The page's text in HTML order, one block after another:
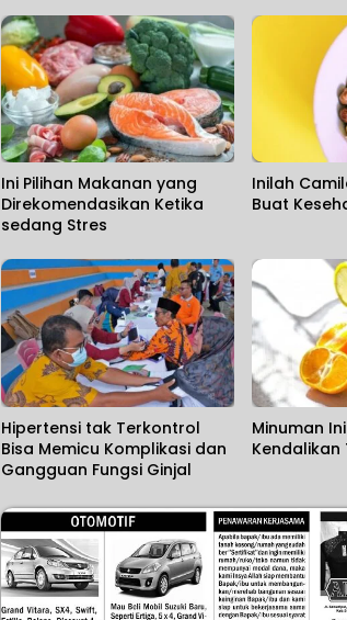
Ini Pilihan Makanan yang
Direkomendasikan Ketika
sedang Stres
Inilah
Buat
Hipertensi tak Terkontrol
Bisa Memicu Komplikasi dan
Gangguan Fungsi Ginjal
Minuman
Kendalikan